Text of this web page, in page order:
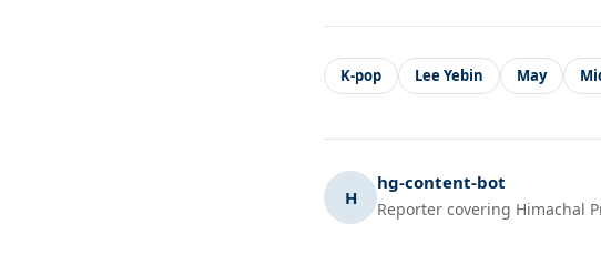
K-pop Lee Yebin May
H
hg-content-bot
Reporter covering Himachal